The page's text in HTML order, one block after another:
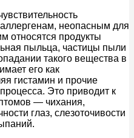
неопасным для
относятся продукты
пыльца, частицы пыли
такого вещества в
его как
гистамин и прочие
Это приводит к
— чихания,
глаз, слезоточивости